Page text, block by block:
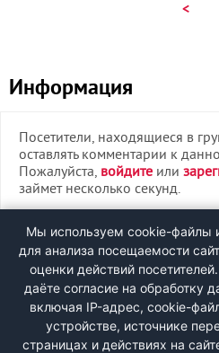
<
Информация
Посетители, находящиеся в
оставлять комментарии к
Пожалуйста, войдите или
займет несколько секунд.
ВХОД
РЕГИСТРАЦИЯ
Быстрая регистрациячерез
Мы используем cookie-файлы
для анализа посещаемости
оценки действий
даёте согласие на обработку
включая IP-адрес, cookie-
устройстве, источнике
страницах и действиях на